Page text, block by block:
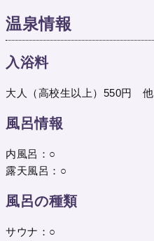
温泉情報
入浴料
大人（高校生以上）550円 他
風呂情報
内風呂：○
露天風呂：○
風呂の種類
サウナ：○